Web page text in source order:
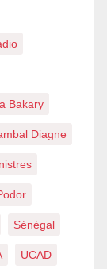
Bakary
Diagne
Sénégal
UCAD